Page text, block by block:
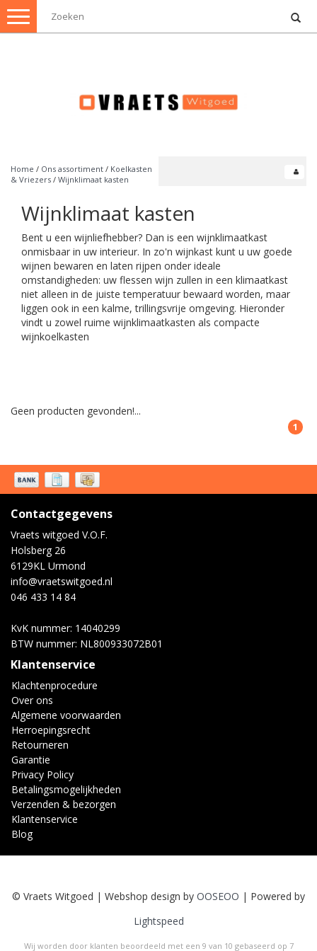
Toggle
navigation
Home / Ons assortiment / Koelkasten
& Vriezers / Wijnklimaat kasten
Wijnklimaat kasten
Bent u een wijnliefhebber? Dan is een wijnklimaatkast
onmisbaar in uw interieur. In zo'n wijnkast kunt u uw goede
wijnen bewaren en laten rijpen onder ideale
omstandigheden: uw flessen wijn zullen in een klimaatkast
niet alleen in de juiste temperatuur bewaard worden, maar
liggen ook in een kalme, trillingsvrije omgeving. Hieronder
vindt u zowel ruime wijnklimaatkasten als compacte
wijnkoelkasten
Geen producten gevonden!...
1
Contactgegevens
Vraets witgoed V.O.F.
Holsberg 26
6129KL Urmond
info@vraetswitgoed.nl
046 433 14 84
KvK nummer: 14040299
BTW nummer: NL800933072B01
Klantenservice
Klachtenprocedure
Over ons
Algemene voorwaarden
Herroepingsrecht
Retourneren
Garantie
Privacy Policy
Betalingsmogelijkheden
Verzenden & bezorgen
Klantenservice
Blog
© Vraets Witgoed | Webshop design by OOSEOO | Powered by
Lightspeed
Wij worden door klanten beoordeeld met een 9 van 10 gebaseerd op 7